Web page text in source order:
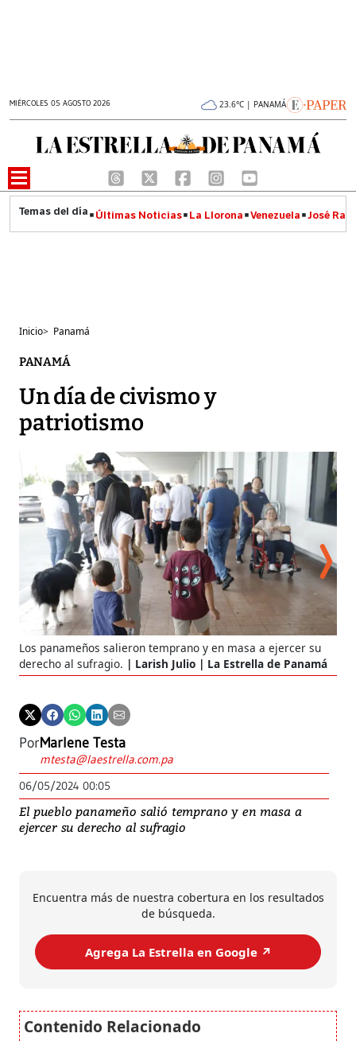
MIÉRCOLES 05 AGOSTO 2026 23.6°C | PANAMÁ
Últimas Noticias La Llorona Venezuela José
Inicio> Panamá
PANAMÁ
Un día de civismo y
patriotismo
Los panameños salieron temprano y en masa a ejercer su
derecho al sufragio.
Larish Julio | La Estrella de Panamá
PorMarlene Testa
mtesta@laestrella.com.pa
06/05/2024 00:05
El pueblo panameño salió temprano y en masa a
ejercer su derecho al sufragio
Encuentra más de nuestra cobertura en los resultados
de búsqueda.
Agrega La Estrella en Google ↗️